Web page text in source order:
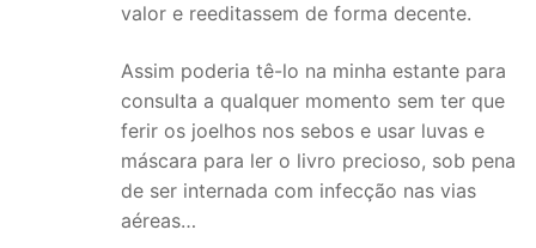
valor e reeditassem de forma decente.
Assim poderia tê-lo na minha estante para
consulta a qualquer momento sem ter que
ferir os joelhos nos sebos e usar luvas e
máscara para ler o livro precioso, sob pena
de ser internada com infecção nas vias
aéreas…